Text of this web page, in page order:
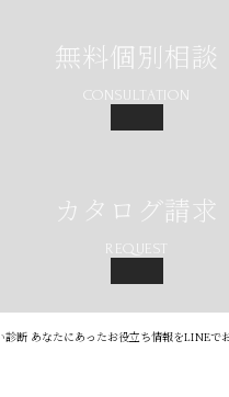
無料個別相談
CONSULTATION
カタログ請求
REQUEST